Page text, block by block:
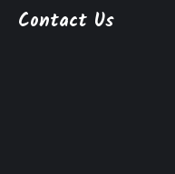
Contact Us